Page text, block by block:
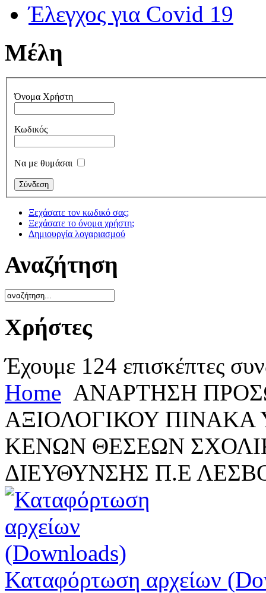
Έλεγχος για Covid 19
Μέλη
Όνομα Χρήστη
Κωδικός
Να με θυμάσαι
Ξεχάσατε τον κωδικό σας;
Ξεχάσατε το όνομα χρήστη;
Δημιουργία λογαριασμού
Αναζήτηση
Χρήστες
Έχουμε 124 επισκέπτες
Home ΑΝΑΡΤΗΣΗ
ΑΞΙΟΛΟΓΙΚΟΥ
ΚΕΝΩΝ ΘΕΣΕΩΝ
ΔΙΕΥΘΥΝΣΗΣ Π.Ε
Καταφόρτωση αρχείων